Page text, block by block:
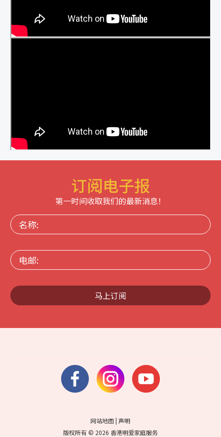
订阅电子报
第一时间收取我们的最新消息！
名
称:
电
邮:
马上订阅
网站地图 |声明
版权所有 © 2026 香港明爱家庭服务